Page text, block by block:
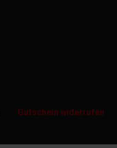
Gutschein widerrufen